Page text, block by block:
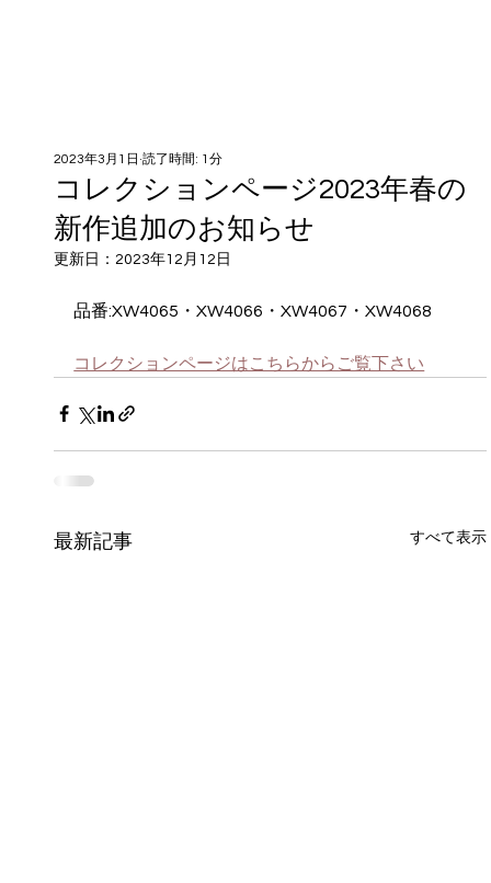
コレクションページ2023年春の
新作追加のお知らせ
2023年3月1日 読了時間: 1分
更新日： 2023年12月12日
品番:XW4065・XW4066・XW4067・XW4068
コレクションページはこちらからご覧下さい
最新記事 すべて表示